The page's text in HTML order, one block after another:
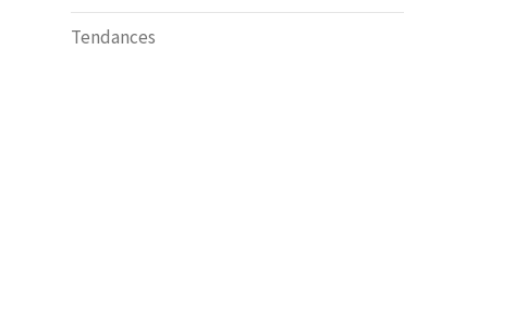
Tendances